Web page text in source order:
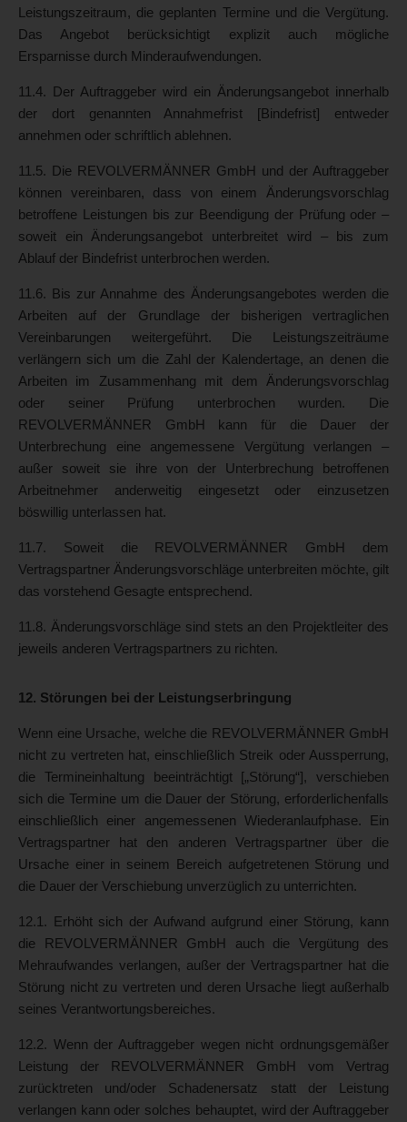
Leistungszeitraum, die geplanten Termine und die Vergütung.
Das Angebot berücksichtigt explizit auch mögliche
Ersparnisse durch Minderaufwendungen.
11.4. Der Auftraggeber wird ein Änderungsangebot innerhalb
der dort genannten Annahmefrist [Bindefrist] entweder
annehmen oder schriftlich ablehnen.
11.5. Die REVOLVERMÄNNER GmbH und der Auftraggeber
können vereinbaren, dass von einem Änderungsvorschlag
betroffene Leistungen bis zur Beendigung der Prüfung oder –
soweit ein Änderungsangebot unterbreitet wird – bis zum
Ablauf der Bindefrist unterbrochen werden.
11.6. Bis zur Annahme des Änderungsangebotes werden die
Arbeiten auf der Grundlage der bisherigen vertraglichen
Vereinbarungen weitergeführt. Die Leistungszeiträume
verlängern sich um die Zahl der Kalendertage, an denen die
Arbeiten im Zusammenhang mit dem Änderungsvorschlag
oder seiner Prüfung unterbrochen wurden. Die
REVOLVERMÄNNER GmbH kann für die Dauer der
Unterbrechung eine angemessene Vergütung verlangen –
außer soweit sie ihre von der Unterbrechung betroffenen
Arbeitnehmer anderweitig eingesetzt oder einzusetzen
böswillig unterlassen hat.
11.7. Soweit die REVOLVERMÄNNER GmbH dem
Vertragspartner Änderungsvorschläge unterbreiten möchte, gilt
das vorstehend Gesagte entsprechend.
11.8. Änderungsvorschläge sind stets an den Projektleiter des
jeweils anderen Vertragspartners zu richten.
12. Störungen bei der Leistungserbringung
Wenn eine Ursache, welche die REVOLVERMÄNNER GmbH
nicht zu vertreten hat, einschließlich Streik oder Aussperrung,
die Termineinhaltung beeinträchtigt [„Störung“], verschieben
sich die Termine um die Dauer der Störung, erforderlichenfalls
einschließlich einer angemessenen Wiederanlaufphase. Ein
Vertragspartner hat den anderen Vertragspartner über die
Ursache einer in seinem Bereich aufgetretenen Störung und
die Dauer der Verschiebung unverzüglich zu unterrichten.
12.1. Erhöht sich der Aufwand aufgrund einer Störung, kann
die REVOLVERMÄNNER GmbH auch die Vergütung des
Mehraufwandes verlangen, außer der Vertragspartner hat die
Störung nicht zu vertreten und deren Ursache liegt außerhalb
seines Verantwortungsbereiches.
12.2. Wenn der Auftraggeber wegen nicht ordnungsgemäßer
Leistung der REVOLVERMÄNNER GmbH vom Vertrag
zurücktreten und/oder Schadenersatz statt der Leistung
verlangen kann oder solches behauptet, wird der Auftraggeber